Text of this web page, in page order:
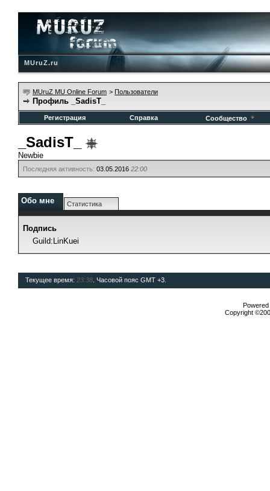
MUruZ.ru
MUruZ MU Online Forum > Пользователи
Профиль _SadisT_
Регистрация Справка Сообщество
_SadisT_
Newbie
Последняя активность: 03.05.2016 22:00
Обо мне Статистика
Подпись
Guild:LinKuei
Текущее время: 23:38 . Часовой пояс GMT +3.
Copyright